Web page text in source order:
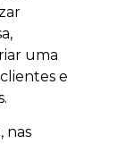
uma
e
nas